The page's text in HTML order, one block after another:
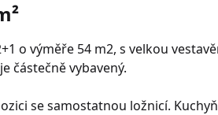
o výměře 54 m2, s velkou
částečně vybavený.
se samostatnou ložnicí.